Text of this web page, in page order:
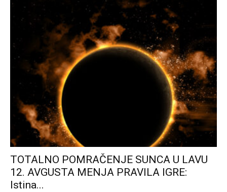
TOTALNO POMRAČENJE SUNCA U LAVU
12. AVGUSTA MENJA PRAVILA IGRE:
Istina...